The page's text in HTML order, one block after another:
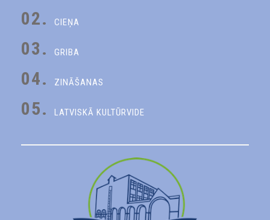
02. CIEŅA
03. GRIBA
04. ZINĀŠANAS
05. LATVISKĀ KULTŪRVIDE